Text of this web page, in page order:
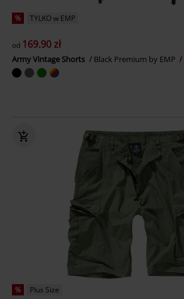
% TYLKO w EMP
od 169.90 zł
Army Vintage Shorts Black Premium by EMP
% Plus Size